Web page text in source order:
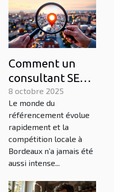
Comment un
consultant SEO
Bordeaux peut
transformer
votre entreprise
locale
8 octobre 2025
Le monde du
référencement évolue
rapidement et la
compétition locale à
Bordeaux n’a jamais été
aussi intense...